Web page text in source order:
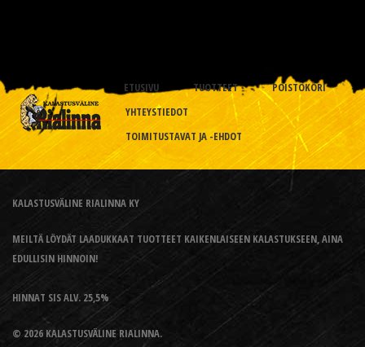
ETUSIVU TUOTTEET
POISTOKORI
YHTEYSTIEDOT
TOIMITUSTAVAT JA -EHDOT
KALASTUSVÄLINE RIALINNA KY
MEILTÄ LÖYDÄT LAADUKKAAT TUOTTEET KAIKENLAISEEN KALASTUKSEEN, AINA
EDULLISIN HINNOIN!
HINNAT SIS ALV. 25,5%
© 2026 KALASTUSVÄLINE RIALINNA.